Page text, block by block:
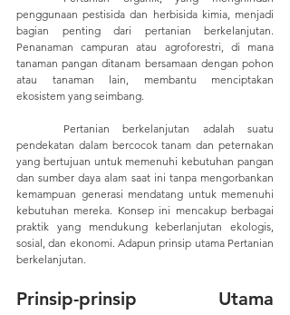
penggunaan pestisida dan herbisida kimia, menjadi
bagian penting dari pertanian berkelanjutan.
Penanaman campuran atau agroforestri, di mana
tanaman pangan ditanam bersamaan dengan pohon
atau tanaman lain, membantu menciptakan
ekosistem yang seimbang.
pendekatan dalam bercocok tanam dan peternakan
yang bertujuan untuk memenuhi kebutuhan pangan
dan sumber daya alam saat ini tanpa mengorbankan
kemampuan generasi mendatang untuk memenuhi
kebutuhan mereka. Konsep ini mencakup berbagai
praktik yang mendukung keberlanjutan ekologis,
sosial, dan ekonomi. Adapun prinsip utama Pertanian
berkelanjutan.
Prinsip-prinsip Utama